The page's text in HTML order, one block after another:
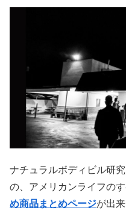
ナチュラルボディビル研
の、アメリカンライフの
め商品まとめページが出来